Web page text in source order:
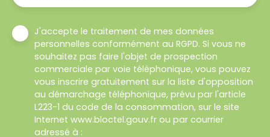
J'accepte le traitement de mes données
personnelles conformément au RGPD. Si vous ne
souhaitez pas faire l'objet de prospection
commerciale par voie téléphonique, vous pouvez
vous inscrire gratuitement sur la liste d'opposition
au démarchage téléphonique, prévu par l'article
L223-1 du code de la consommation, sur le site
Internet www.bloctel.gouv.fr ou par courrier
adressé à :